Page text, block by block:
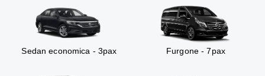
Sedan economica - 3pax Furgone - 7pax